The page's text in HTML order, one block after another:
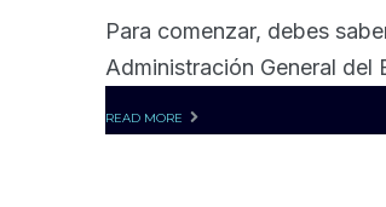
Para comenzar, debes
Administración General del
READ MORE